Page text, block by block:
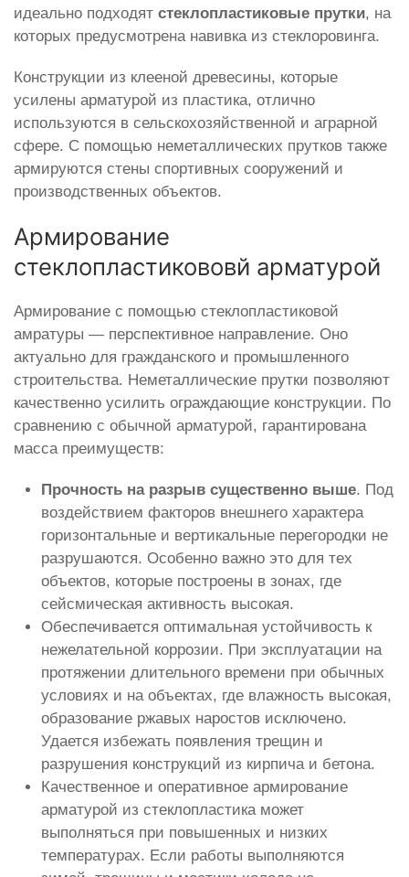
идеально подходят стеклопластиковые прутки, на
которых предусмотрена навивка из стеклоровинга.
Конструкции из клееной древесины, которые
усилены арматурой из пластика, отлично
используются в сельскохозяйственной и аграрной
сфере. С помощью неметаллических прутков также
армируются стены спортивных сооружений и
производственных объектов.
Армирование
стеклопластикововй арматурой
Армирование с помощью стеклопластиковой
амратуры — перспективное направление. Оно
актуально для гражданского и промышленного
строительства. Неметаллические прутки позволяют
качественно усилить ограждающие конструкции. По
сравнению с обычной арматурой, гарантирована
масса преимуществ:
Прочность на разрыв существенно выше. Под
воздействием факторов внешнего характера
горизонтальные и вертикальные перегородки не
разрушаются. Особенно важно это для тех
объектов, которые построены в зонах, где
сейсмическая активность высокая.
Обеспечивается оптимальная устойчивость к
нежелательной коррозии. При эксплуатации на
протяжении длительного времени при обычных
условиях и на объектах, где влажность высокая,
образование ржавых наростов исключено.
Удается избежать появления трещин и
разрушения конструкций из кирпича и бетона.
Качественное и оперативное армирование
арматурой из стеклопластика может
выполняться при повышенных и низких
температурах. Если работы выполняются